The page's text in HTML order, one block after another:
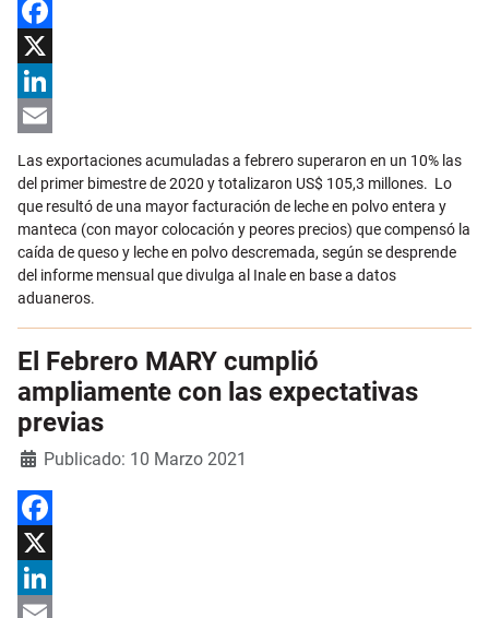
Facebook
X
LinkedIn
Las exportaciones acumuladas a febrero superaron en un 10% las
del primer bimestre de 2020 y totalizaron US$ 105,3 millones. Lo
que resultó de una mayor facturación de leche en polvo entera y
manteca (con mayor colocación y peores precios) que compensó la
caída de queso y leche en polvo descremada, según se desprende
del informe mensual que divulga al Inale en base a datos
aduaneros.
El Febrero MARY cumplió
ampliamente con las expectativas
previas
DetallesPublicado: 10 Marzo 2021
Facebook
X
LinkedIn